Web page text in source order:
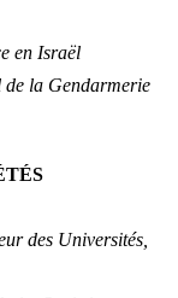
en Israël
la Gendarmerie
des Universités,